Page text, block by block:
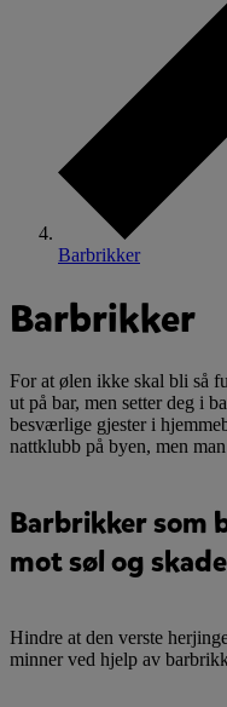
Barbrikker
Barbrikker
For at ølen ikke skal bli så
ut på bar, men setter deg i
besværlige gjester i
nattklubb på byen, men
Barbrikker som
mot søl og
Hindre at den verste
minner ved hjelp av